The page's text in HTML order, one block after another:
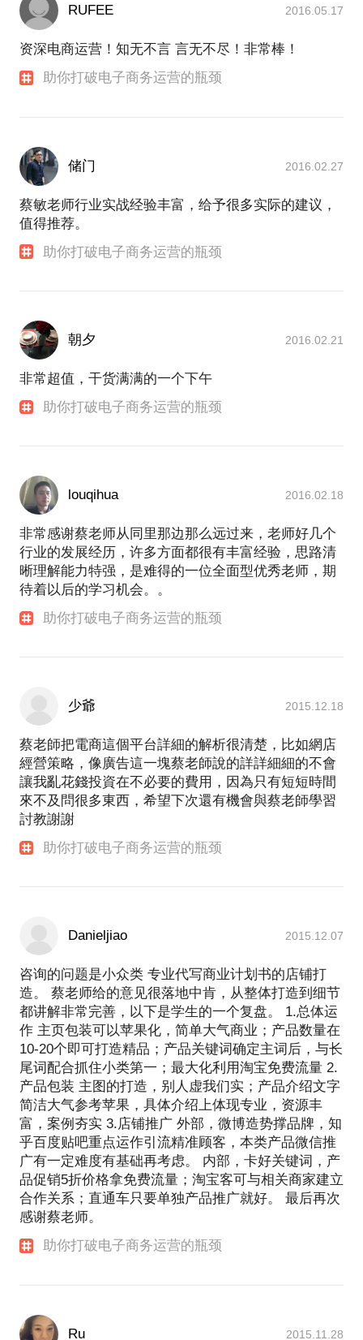
RUFEE 2016.05.17
资深电商运营！知无不言 言无不尽！非常棒！
助你打破电子商务运营的瓶颈
储门 2016.02.27
蔡敏老师行业实战经验丰富，给予很多实际的建议，
值得推荐。
助你打破电子商务运营的瓶颈
朝夕 2016.02.21
非常超值，干货满满的一个下午
助你打破电子商务运营的瓶颈
louqihua 2016.02.18
非常感谢蔡老师从同里那边那么远过来，老师好几个
行业的发展经历，许多方面都很有丰富经验，思路清
晰理解能力特强，是难得的一位全面型优秀老师，期
待着以后的学习机会。。
助你打破电子商务运营的瓶颈
少爺 2015.12.18
蔡老師把電商這個平台詳細的解析很清楚，比如網店
經營策略，像廣告這一塊蔡老師說的詳詳細細的不會
讓我亂花錢投資在不必要的費用，因為只有短短時間
來不及問很多東西，希望下次還有機會與蔡老師學習
討教謝謝
助你打破电子商务运营的瓶颈
Danieljiao 2015.12.07
咨询的问题是小众类 专业代写商业计划书的店铺打
造。 蔡老师给的意见很落地中肯，从整体打造到细节
都讲解非常完善，以下是学生的一个复盘。 1.总体运
作 主页包装可以苹果化，简单大气商业；产品数量在
10-20个即可打造精品；产品关键词确定主词后，与长
尾词配合抓住小类第一；最大化利用淘宝免费流量 2.
产品包装 主图的打造，别人虚我们实；产品介绍文字
简洁大气参考苹果，具体介绍上体现专业，资源丰
富，案例夯实 3.店铺推广 外部，微博造势撑品牌，知
乎百度贴吧重点运作引流精准顾客，本类产品微信推
广有一定难度有基础再考虑。 内部，卡好关键词，产
品促销5折价格拿免费流量；淘宝客可与相关商家建立
合作关系；直通车只要单独产品推广就好。 最后再次
感谢蔡老师。
助你打破电子商务运营的瓶颈
Ru 2015.11.28